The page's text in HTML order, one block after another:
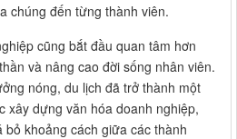
chúng đến từng thành viên.
cũng bắt đầu quan tâm hơn
và nâng cao đời sống nhân viên.
nóng, du lịch đã trở thành một
xây dựng văn hóa doanh nghiệp,
khoảng cách giữa các thành